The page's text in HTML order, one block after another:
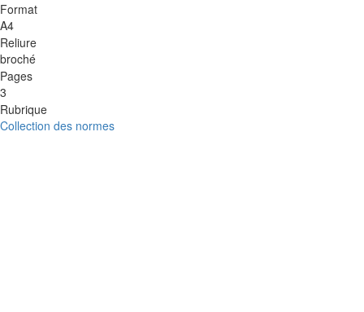
Format
A4
Reliure
broché
Pages
3
Rubrique
Collection des normes